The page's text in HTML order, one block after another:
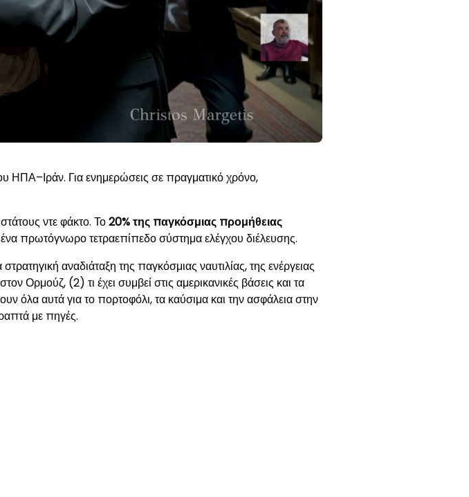
ΗΠΑ–Ιράν. Για ενημερώσεις σε πραγματικό χρόνο,
ντε φάκτο. Το20% της παγκόσμιας προμήθειας
πρωτόγνωρο τετραεπίπεδο σύστημα ελέγχου διέλευσης.
αναδιάταξη της παγκόσμιας ναυτιλίας, της ενέργειας
Ορμούζ, (2) τι έχει συμβεί στις αμερικανικές βάσεις και τα
αυτά για το πορτοφόλι, τα καύσιμα και την ασφάλεια στην
με πηγές.